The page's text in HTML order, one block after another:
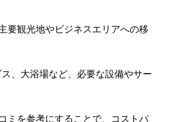
要観光地やビジネスエリアへの移
、大浴場など、必要な設備やサー
ミを参考にすることで、コストパ